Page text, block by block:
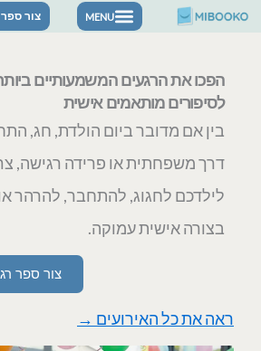
דילוג
צור ספר
הפכו את הרגעים המשמעותיים
לסיפורים מותאמים אישית
בין אם מדובר ביום הולדת, חג,
דרך משפחתית או פרידה רגישה,
לילדכם לחגוג, להתחבר, להרהר
בצורה אישית עמוקה.
צור ספר
ראה את כל האירועים →